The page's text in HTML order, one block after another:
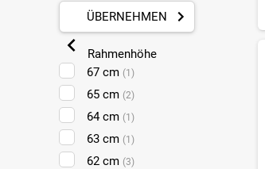
ÜBERNEHMEN
Rahmenhöhe
67 cm (1)
65 cm (2)
64 cm (1)
63 cm (1)
62 cm (3)